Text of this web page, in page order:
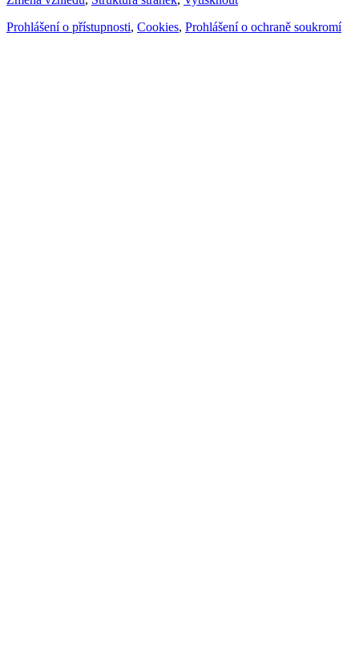
Prohlášení o přístupnosti, Cookies, Prohlášení o ochraně soukromí